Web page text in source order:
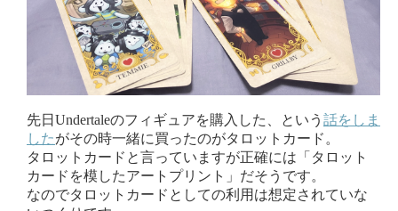
先日Undertaleのフィギュアを購入した、という 話をしま
したがその時一緒に買ったのがタロットカード。
タロットカードと言っていますが正確には「タロット
カードを模したアートプリント」だそうです。
なのでタロットカードとしての利用は想定されていな